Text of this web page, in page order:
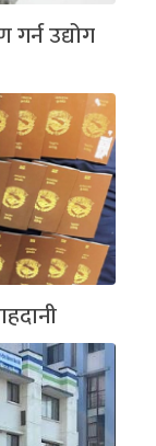
गर्न उद्योग